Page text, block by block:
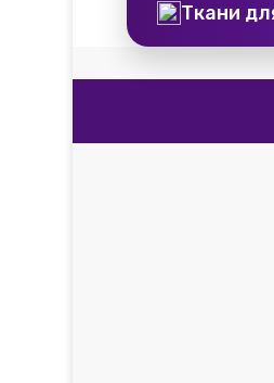
Ткани